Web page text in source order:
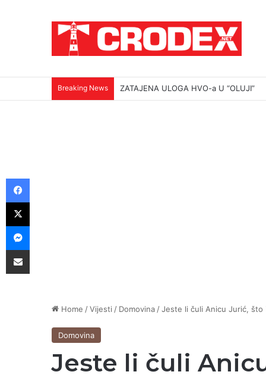
Breaking News ZATAJENA ULOGA HVO-a U “OLUJI”
Home /Vijesti / Domovina /Jeste li čuli Anicu Jurić, što
Domovina
Jeste li čuli
Facebook
X
Messenger
Podijeli putem E-maila